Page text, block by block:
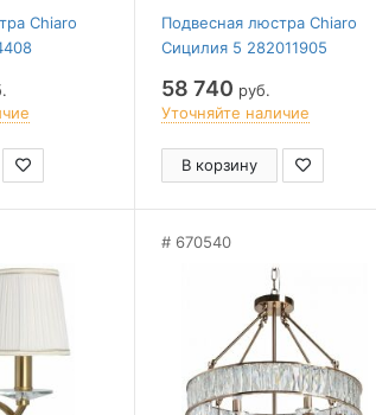
Chiaro
Подвесная люстра Chiaro
Сицилия 5 282011905
58 740 руб.
Уточняйте наличие
В корзину
670540